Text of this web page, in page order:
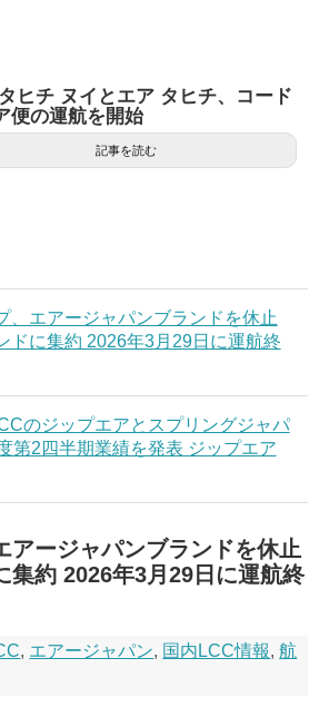
ヒチ ヌイとエア タヒチ、コード
便の運航を開始
記事を読む
、エアージャパンブランドを休止
ドに集約 2026年3月29日に運航終
のジップエアとスプリングジャパ
第2四半期業績を発表 ジップエア
アージャパンブランドを休止
集約 2026年3月29日に運航終
, エアージャパン, 国内LCC情報,航